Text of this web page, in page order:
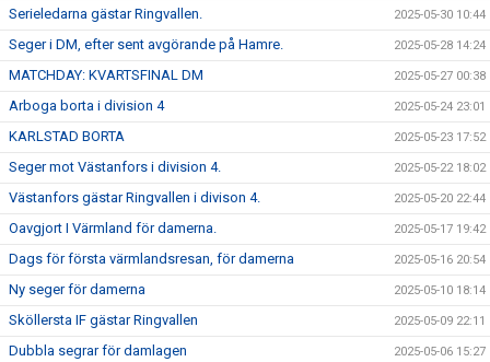
Serieledarna gästar Ringvallen. 2025-05-30 10:44
Seger i DM, efter sent avgörande på Hamre. 2025-05-28 14:24
MATCHDAY: KVARTSFINAL DM 2025-05-27 00:38
Arboga borta i division 4 2025-05-24 23:01
KARLSTAD BORTA 2025-05-23 17:52
Seger mot Västanfors i division 4. 2025-05-22 18:02
Västanfors gästar Ringvallen i divison 4. 2025-05-20 22:44
Oavgjort I Värmland för damerna. 2025-05-17 19:42
Dags för första värmlandsresan, för damerna 2025-05-16 20:54
Ny seger för damerna 2025-05-10 18:14
Sköllersta IF gästar Ringvallen 2025-05-09 22:11
Dubbla segrar för damlagen 2025-05-06 15:27